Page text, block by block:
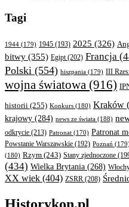
Tagi
1944 (179) 1945 (193) 2025 (326)
bitwy (355) Egipt(202) Francja
Polski (554) hiszpania (179) III
wojna światowa (916)
historii (255) Konkurs (180) Kraków
krajowy (284) news ze świata (188)
odkrycie (213) Patronat (170) Patronat
Powstanie Warszawskie (192) Poznań
(180) Rzym (243) Stany zjednoczone
(434) Wielka Brytania (268)
XX wiek (404) ZSRR (208)